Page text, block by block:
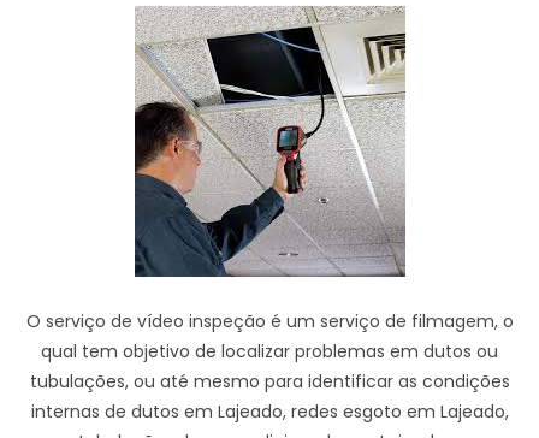
O serviço de vídeo inspeção é um serviço de filmagem, o
qual tem objetivo de localizar problemas em dutos ou
tubulações, ou até mesmo para identificar as condições
internas de dutos em Lajeado, redes esgoto em Lajeado,